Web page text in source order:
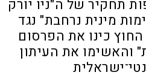
תחקיר של ה"ניו יורק
מינית נרחבת" נגד
כינו את הפרסום
והאשימו את העיתון